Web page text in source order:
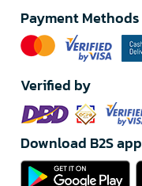
Payment Methods
Verified by
Download B2S app